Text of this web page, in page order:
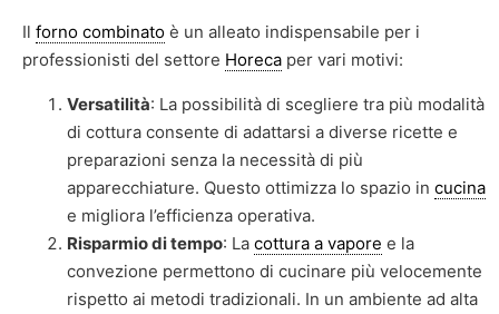
Il forno combinato è un alleato indispensabile per i
professionisti del settore Horeca per vari motivi:
Versatilità: La possibilità di scegliere tra più modalità
di cottura consente di adattarsi a diverse ricette e
preparazioni senza la necessità di più
apparecchiature. Questo ottimizza lo spazio in cucina
e migliora l’efficienza operativa.
Risparmio di tempo: La cottura a vapore e la
convezione permettono di cucinare più velocemente
rispetto ai metodi tradizionali. In un ambiente ad alta